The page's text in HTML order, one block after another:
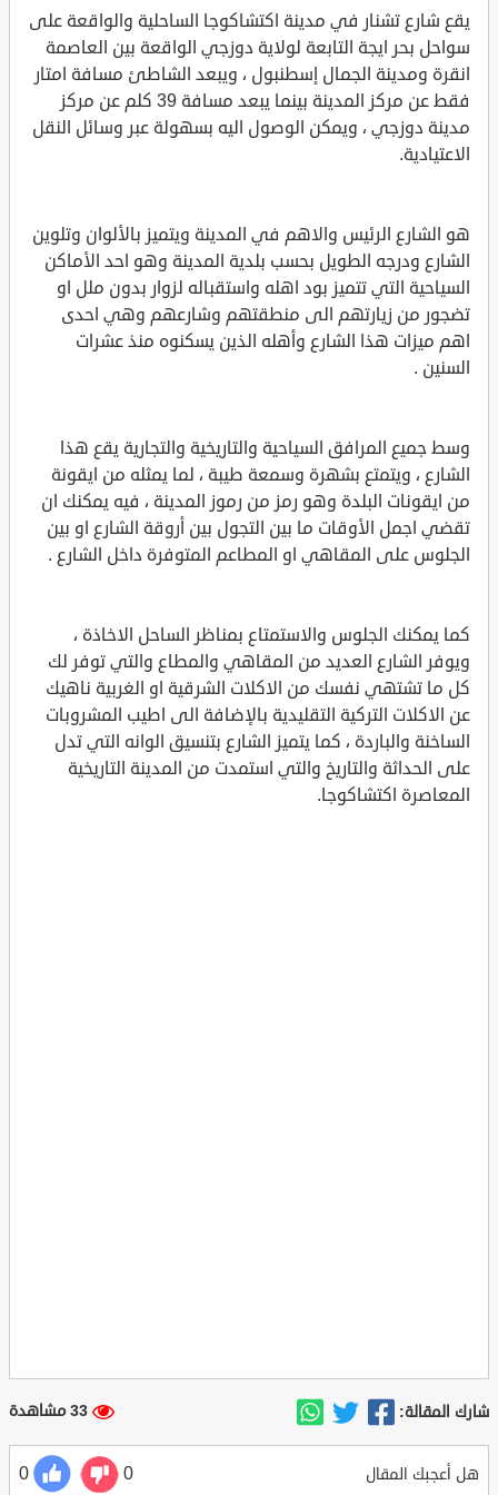
يقع شارع تشنار في مدينة اكتشاكوجا الساحلية والواقعة على
سواحل بحر ايجة التابعة لولاية دوزجي الواقعة بين العاصمة
انقرة ومدينة الجمال إسطنبول ، ويبعد الشاطئ مسافة امتار
فقط عن مركز المدينة بينما يبعد مسافة 39 كلم عن مركز
مدينة دوزجي ، ويمكن الوصول اليه بسهولة عبر وسائل النقل
الاعتيادية.
هو الشارع الرئيس والاهم في المدينة ويتميز بالألوان وتلوين
الشارع ودرجه الطويل بحسب بلدية المدينة وهو احد الأماكن
السياحية التي تتميز بود اهله واستقباله لزوار بدون ملل او
تضجور من زيارتهم الى منطقتهم وشارعهم وهي احدى
اهم ميزات هذا الشارع وأهله الذين يسكنوه منذ عشرات
السنين .
وسط جميع المرافق السياحية والتاريخية والتجارية يقع هذا
الشارع ، ويتمتع بشهرة وسمعة طيبة ، لما يمثله من ايقونة
من ايقونات البلدة وهو رمز من رموز المدينة ، فيه يمكنك ان
تقضي اجمل الأوقات ما بين التجول بين أروقة الشارع او بين
الجلوس على المقاهي او المطاعم المتوفرة داخل الشارع .
كما يمكنك الجلوس والاستمتاع بمناظر الساحل الاخاذة ،
ويوفر الشارع العديد من المقاهي والمطاع والتي توفر لك
كل ما تشتهي نفسك من الاكلات الشرقية او الغربية ناهيك
عن الاكلات التركية التقليدية بالإضافة الى اطيب المشروبات
الساخنة والباردة ، كما يتميز الشارع بتنسيق الوانه التي تدل
على الحداثة والتاريخ والتي استمدت من المدينة التاريخية
المعاصرة اكتشاكوجا.
شارك المقالة: 33 مشاهدة
هل أعجبك المقال 0
0